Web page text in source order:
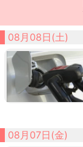
08月08日(土)
08月07日(金)